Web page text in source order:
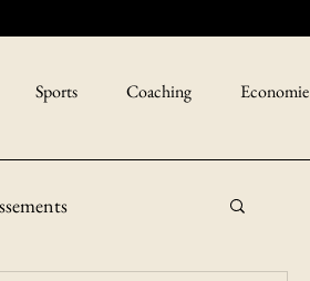
Sports Coaching Economie